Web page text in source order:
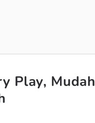
Play, Mudah